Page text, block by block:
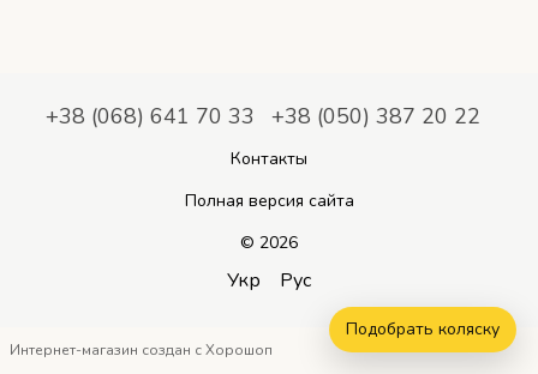
+38 (068) 641 70 33 +38 (050) 387 20 22
Контакты
Полная версия сайта
© 2026
Укр Рус
Интернет-магазин создан с Хорошоп
Подобрать коляску